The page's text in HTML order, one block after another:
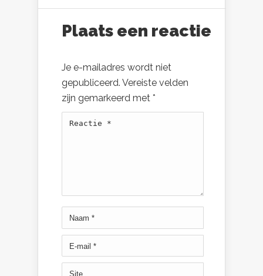
Plaats een reactie
Je e-mailadres wordt niet
gepubliceerd. Vereiste velden
zijn gemarkeerd met *